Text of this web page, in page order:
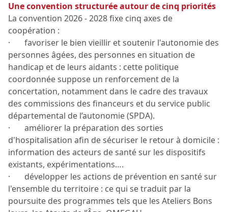
Une convention structurée autour de cinq priorités
La convention 2026 - 2028 fixe cinq axes de
coopération :
· favoriser le bien vieillir et soutenir l'autonomie des
personnes âgées, des personnes en situation de
handicap et de leurs aidants : cette politique
coordonnée suppose un renforcement de la
concertation, notamment dans le cadre des travaux
des commissions des financeurs et du service public
départemental de l’autonomie (SPDA).
· améliorer la préparation des sorties
d'hospitalisation afin de sécuriser le retour à domicile :
information des acteurs de santé sur les dispositifs
existants, expérimentations….
· développer les actions de prévention en santé sur
l'ensemble du territoire : ce qui se traduit par la
poursuite des programmes tels que les Ateliers Bons